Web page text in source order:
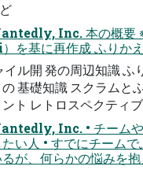
Inc. 本の概要
を基に再作成 ふりか
イル開 発の周辺知識 ふ
基礎知識 スクラムと
ト レトロスペクティ
Inc. • チームや
い人 • すでにチーム
が、何らかの悩みを